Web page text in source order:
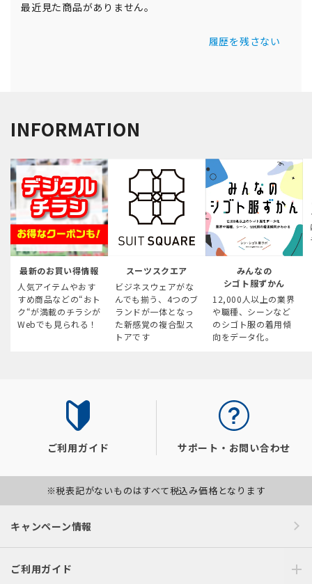
最近見た商品がありません。
履歴を残さない
INFORMATION
最新のお買い得情報
人気アイテムやおす
すめ商品などの“おト
ク“が満載のチラシが
Webでも見られる！
スーツスクエア
ビジネスウェアがな
んでも揃う、4つのブ
ランドが一体となっ
た新感覚の複合型ス
トアです
みんなの
シゴト服ずかん
12,000人以上の業界
や職種、シーンなど
のシゴト服の着用傾
向をデータ化。
ご利用ガイド サポート・お問い合わせ
※税表記がないものはすべて税込み価格となります
キャンペーン情報
ご利用ガイド